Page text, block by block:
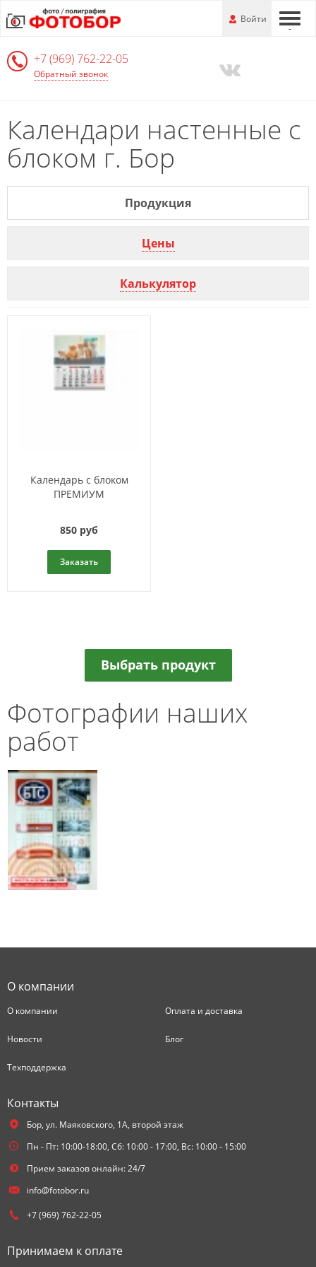
Перейти
к
информации
---
Войти
+7 (969) 762-22-05
Обратный звонок
Календари настенные с
блоком г. Бор
Продукция
Цены
Калькулятор
Календарь с блоком
ПРЕМИУМ
850 руб
Заказать
Выбрать продукт
Фотографии наших
работ
О компании
О компании Оплата и доставка
Новости Блог
Техподдержка
Контакты
Бор, ул. Маяковского, 1А, второй этаж
Пн - Пт: 10:00-18:00, Сб: 10:00 - 17:00, Вс: 10:00 - 15:00
Прием заказов онлайн: 24/7
info@fotobor.ru
+7 (969) 762-22-05
Принимаем к оплате